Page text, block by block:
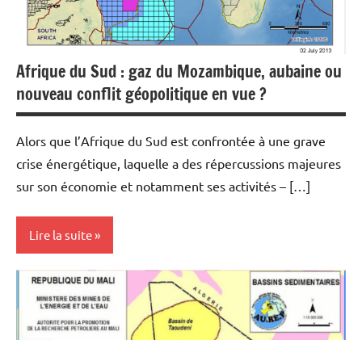
Afrique du Sud : gaz du Mozambique, aubaine ou
nouveau conflit géopolitique en vue ?
Alors que l’Afrique du Sud est confrontée à une grave
crise énergétique, laquelle a des répercussions majeures
sur son économie et notamment ses activités – […]
Lire la suite
Actualités